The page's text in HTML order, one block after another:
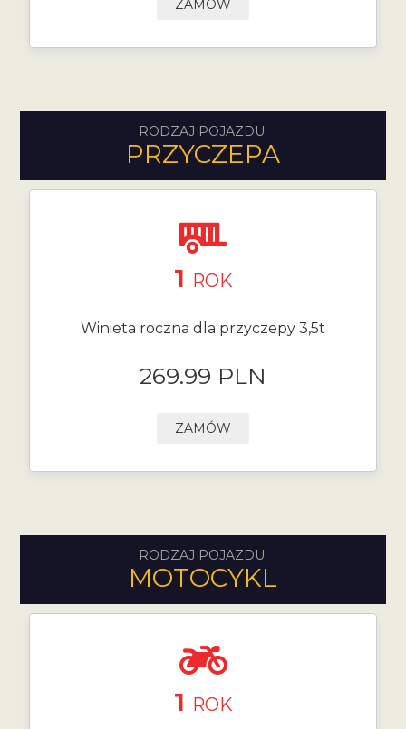
ZAMÓW
RODZAJ POJAZDU:
PRZYCZEPA
1 ROK
Winieta roczna dla przyczepy 3,5t
269.99 PLN
ZAMÓW
RODZAJ POJAZDU:
MOTOCYKL
1 ROK